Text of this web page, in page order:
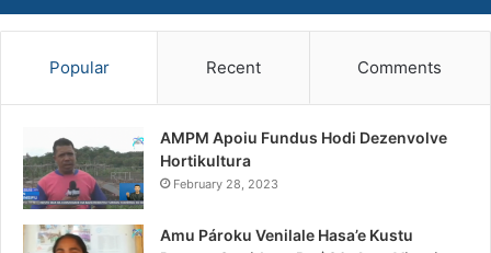
Popular Recent Comments
AMPM Apoiu Fundus Hodi Dezenvolve
Hortikultura
February 28, 2023
Amu Pároku Venilale Hasa’e Kustu